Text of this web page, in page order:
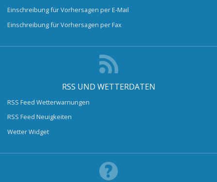
Einschreibung für Vorhersagen per E-Mail
Einschreibung für Vorhersagen per Fax
RSS UND WETTERDATEN
RSS Feed Wetterwarnungen
RSS Feed Neuigkeiten
Wetter Widget